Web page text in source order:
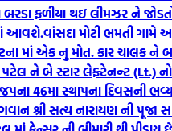
ફળીયા થઇ લીમઝર ને
આવશે.વાંસદા મોટી ભમતી
માં એક નુ મોત. કાર ચાલક ને
પટેલ ને બે સ્ટાર લેફ્ટેનન્ટ (Lt.)
46મા સ્થાપના દિવસની
શ્રી સત્ય નારાયણ ની